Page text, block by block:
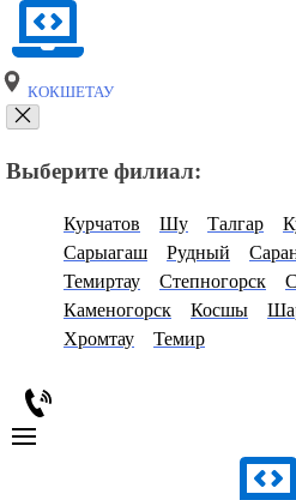
КОКШЕТАУ
Выберите филиал:
Курчатов Шу Талгар
Сарыагаш
Рудный
Темиртау
Степногорск
Каменогорск
Косшы
Хромтау
Темир